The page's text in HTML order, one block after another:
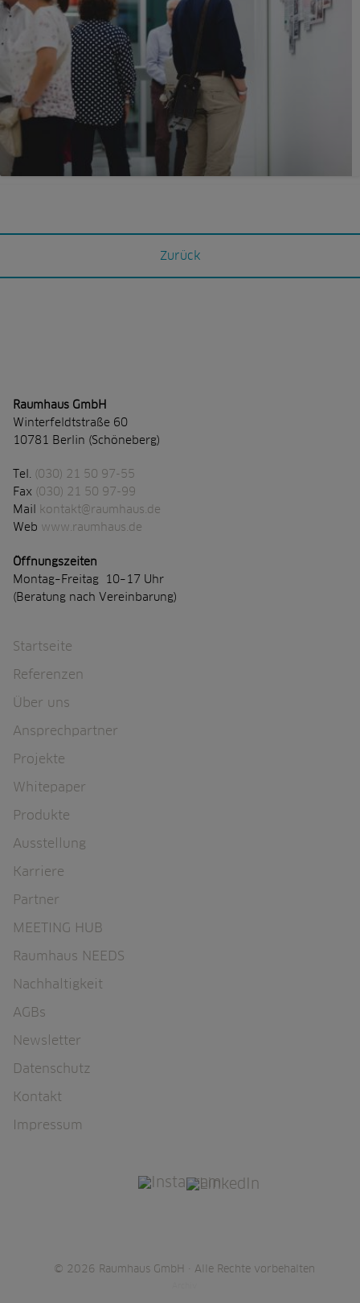
Zurück
Raumhaus GmbH
Winterfeldtstraße 60
10781 Berlin (Schöneberg)
Tel.
(030) 21 50 97-55
Fax
(030) 21 50 97-99
Mail
kontakt@raumhaus.de
Web www.raumhaus.de
Öffnungszeiten
Montag–Freitag 10–17 Uhr
(Beratung nach Vereinbarung)
Startseite
Referenzen
Über uns
Ansprechpartner
Projekte
Whitepaper
Produkte
Ausstellung
Karriere
Partner
MEETING HUB
Raumhaus NEEDS
Nachhaltigkeit
AGBs
Newsletter
Datenschutz
Kontakt
Impressum
© 2026 Raumhaus GmbH · Alle Rechte vorbehalten